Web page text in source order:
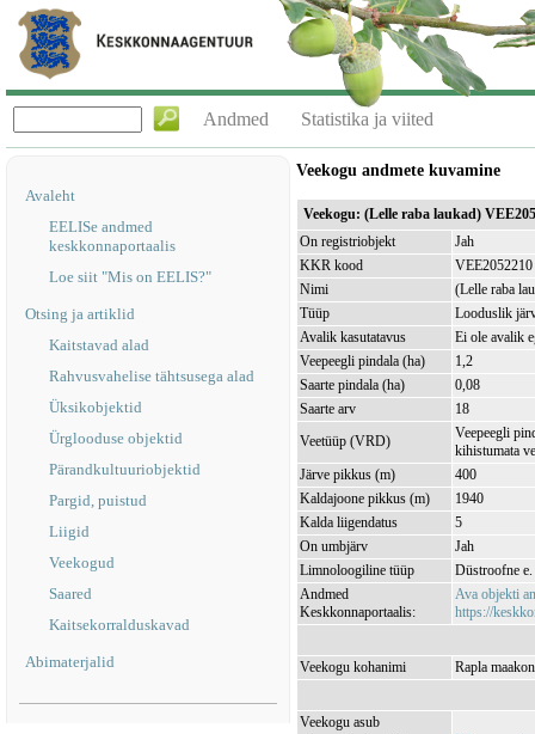
Andmed Statistika ja viited
Avaleht
EELISe andmed
keskkonnaportaalis
Loe siit "Mis on EELIS?"
Otsing ja artiklid
Kaitstavad alad
Rahvusvahelise tähtsusega alad
Üksikobjektid
Ürglooduse objektid
Pärandkultuuriobjektid
Pargid, puistud
Liigid
Veekogud
Saared
Kaitsekorralduskavad
Abimaterjalid
Veekogu andmete kuvamine
Veekogu: (Lelle raba laukad)
On registriobjekt
Jah
KKR kood
VEE2052210
Nimi
(Lelle raba
Tüüp
Looduslik
Avalik kasutatavus
Ei ole avalik
Veepeegli pindala (ha)
1,2
Saarte pindala (ha)
0,08
Saarte arv
18
Veetüüp (VRD)
Veepeegli
kihistumata
Järve pikkus (m)
400
Kaldajoone pikkus (m)
1940
Kalda liigendatus
5
On umbjärv
Jah
Limnoloogiline tüüp
Düstroofne
Andmed
Keskkonnaportaalis:
Ava objekti
https://
Veekogu kohanimi Rapla
Veekogu asub